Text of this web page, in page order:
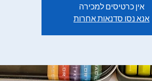
אין כרטיסים למכירה
אנא נסו סדנאות אחרות